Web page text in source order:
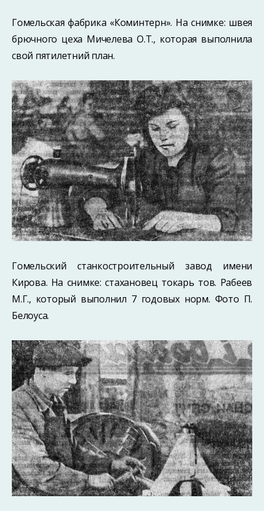
Гомельская фабрика «Коминтерн». На снимке: швея
брючного цеха Мичелева О.Т., которая выполнила
свой пятилетний план.
Гомельский станкостроительный завод имени
Кирова. На снимке: стахановец токарь тов. Рабеев
М.Г., который выполнил 7 годовых норм. Фото П.
Белоуса.